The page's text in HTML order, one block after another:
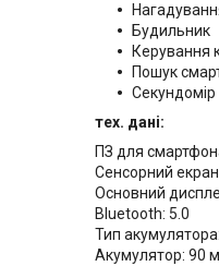
Будильник
Керування
Пошук
Секундомір
тех. дані:
ПЗ для
Сенсорний
Основний
Bluetooth: 5.0
Тип
Акумулятор: 90